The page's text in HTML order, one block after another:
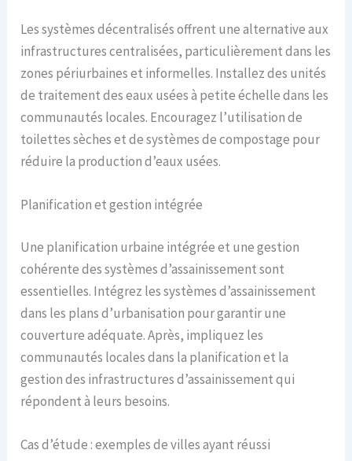
Les systèmes décentralisés offrent une alternative aux
infrastructures centralisées, particulièrement dans les
zones périurbaines et informelles. Installez des unités
de traitement des eaux usées à petite échelle dans les
communautés locales. Encouragez l’utilisation de
toilettes sèches et de systèmes de compostage pour
réduire la production d’eaux usées.
Planification et gestion intégrée
Une planification urbaine intégrée et une gestion
cohérente des systèmes d’assainissement sont
essentielles. Intégrez les systèmes d’assainissement
dans les plans d’urbanisation pour garantir une
couverture adéquate. Après, impliquez les
communautés locales dans la planification et la
gestion des infrastructures d’assainissement qui
répondent à leurs besoins.
Cas d’étude : exemples de villes ayant réussi